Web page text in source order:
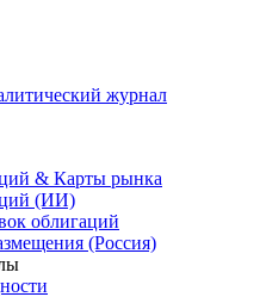
журнал
& Карты рынка
(ИИ)
облигаций
(Россия)